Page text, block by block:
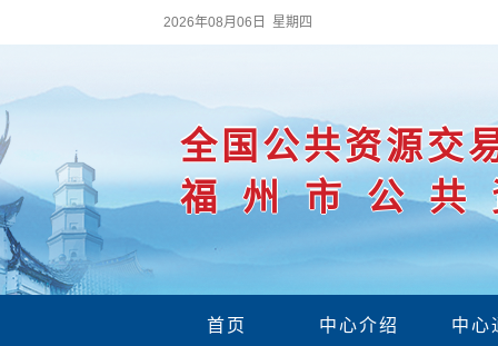
2026年08月06日 星期四
全国公共资源交
福州市公
首页 中心介绍 中心